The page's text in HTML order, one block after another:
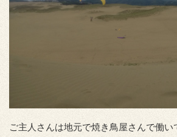
ご主人さんは地元で焼き鳥屋さんで働い